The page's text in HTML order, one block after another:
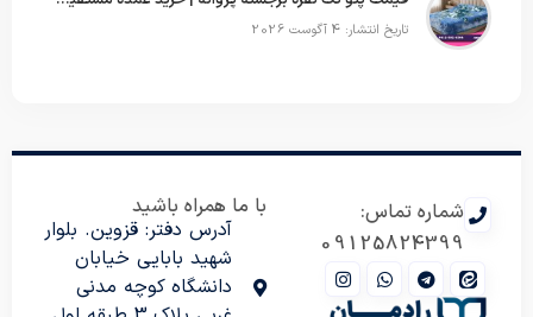
تاریخ انتشار: 4 آگوست 2026
شماره تماس:
09125824399
با ما همراه باشید
آدرس دفتر: قزوین. بلوار
شهید بابایی خیابان
دانشگاه کوچه مدنی